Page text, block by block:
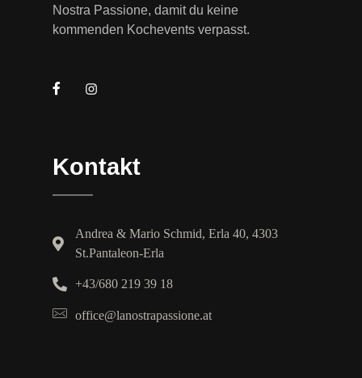
Nostra Passione, damit du keine
kommenden Kochevents verpasst.
Kontakt
Andrea & Mario Schmid, Erla 40, 4303
St.Pantaleon-Erla
+43/680 219 39 18
office@lanostrapassione.at